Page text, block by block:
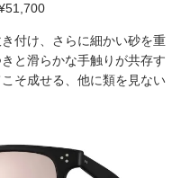
付け、さらに細かい砂を重
と滑らかな手触りが共存す
そ成せる、他に類を見ない